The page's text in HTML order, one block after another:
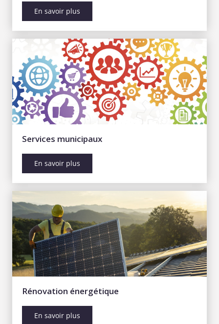
En savoir plus
Services municipaux
En savoir plus
Rénovation énergétique
En savoir plus